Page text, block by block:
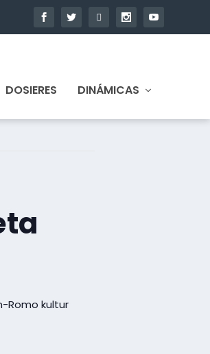
DOSIERES
DINÁMICAS
Romo kultur